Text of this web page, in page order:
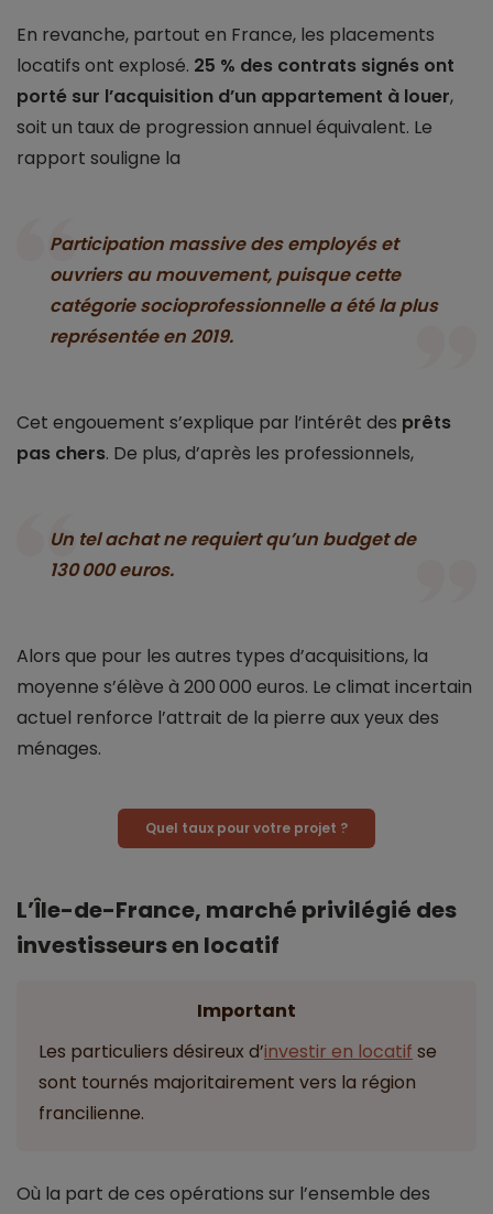
En revanche, partout en France, les placements
locatifs ont explosé. 25 % des contrats signés ont
porté sur l’acquisition d’un appartement à louer,
soit un taux de progression annuel équivalent. Le
rapport souligne la
Participation massive des employés et
ouvriers au mouvement, puisque cette
catégorie socioprofessionnelle a été la plus
représentée en 2019.
Cet engouement s’explique par l’intérêt des prêts
pas chers. De plus, d’après les professionnels,
Un tel achat ne requiert qu’un budget de
130 000 euros.
Alors que pour les autres types d’acquisitions, la
moyenne s’élève à 200 000 euros. Le climat incertain
actuel renforce l’attrait de la pierre aux yeux des
ménages.
Quel taux pour votre projet ?
L’Île-de-France, marché privilégié des
investisseurs en locatif
Important
Les particuliers désireux d’investir en locatif se
sont tournés majoritairement vers la région
francilienne.
Où la part de ces opérations sur l’ensemble des